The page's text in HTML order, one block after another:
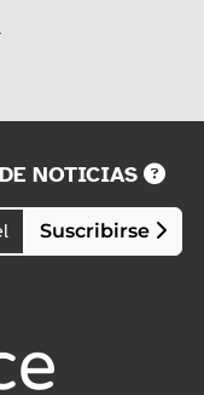
NOTICIAS
Suscribirse